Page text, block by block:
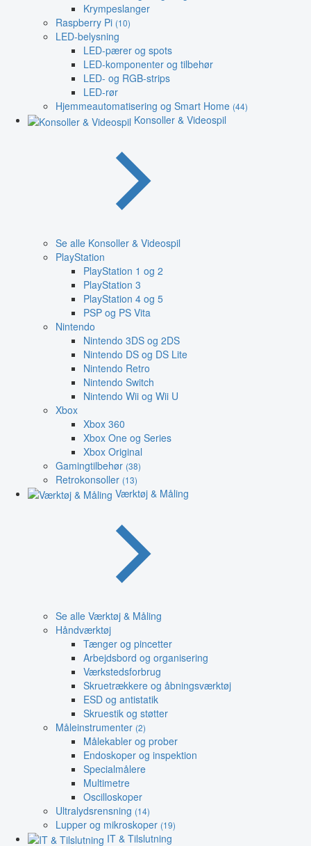
Krympeslanger
Raspberry Pi (10)
LED-belysning
LED-pærer og spots
LED-komponenter og tilbehør
LED- og RGB-strips
LED-rør
Hjemmeautomatisering og Smart Home (44)
Konsoller & Videospil
Se alle Konsoller & Videospil
PlayStation
PlayStation 1 og 2
PlayStation 3
PlayStation 4 og 5
PSP og PS Vita
Nintendo
Nintendo 3DS og 2DS
Nintendo DS og DS Lite
Nintendo Retro
Nintendo Switch
Nintendo Wii og Wii U
Xbox
Xbox 360
Xbox One og Series
Xbox Original
Gamingtilbehør (38)
Retrokonsoller (13)
Værktøj & Måling
Se alle Værktøj & Måling
Håndværktøj
Tænger og pincetter
Arbejdsbord og organisering
Værkstedsforbrug
Skruetrækkere og åbningsværktøj
ESD og antistatik
Skruestik og støtter
Måleinstrumenter (2)
Målekabler og prober
Endoskoper og inspektion
Specialmålere
Multimetre
Oscilloskoper
Ultralydsrensning (14)
Lupper og mikroskoper (19)
IT & Tilslutning